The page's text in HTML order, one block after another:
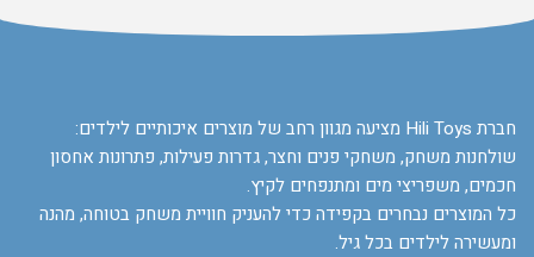
חברת Hili Toys מציעה מגוון רחב של מוצרים איכותיים לילדים:
שולחנות משחק, משחקי פנים וחצר, גדרות פעילות, פתרונות אחסון
חכמים, משפריצי מים ומתנפחים לקיץ.
כל המוצרים נבחרים בקפידה כדי להעניק חוויית משחק בטוחה, מהנה
ומעשירה לילדים בכל גיל.